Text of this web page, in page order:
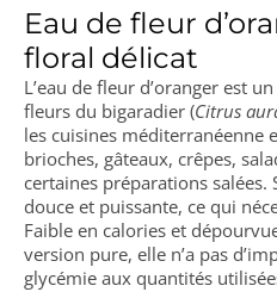
Eau de fleur
floral délicat
L’eau de fleur d’oranger est
fleurs du bigaradier (Citrus
les cuisines méditerranéenne
brioches, gâteaux, crêpes,
certaines préparations salées.
douce et puissante, ce qui
Faible en calories et
version pure, elle n’a pas
glycémie aux quantités